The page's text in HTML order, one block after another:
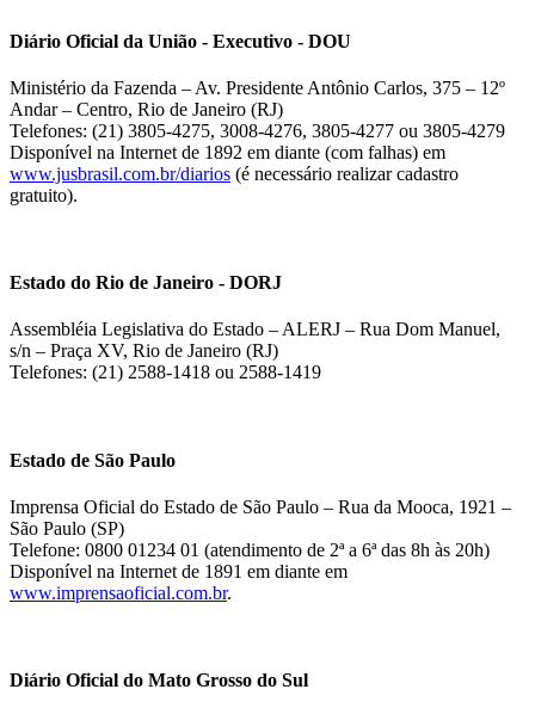
Diário Oficial da União - Executivo - DOU
Ministério da Fazenda – Av. Presidente Antônio Carlos, 375 – 12º
Andar – Centro, Rio de Janeiro (RJ)
Telefones: (21) 3805-4275, 3008-4276, 3805-4277 ou 3805-4279
Disponível na Internet de 1892 em diante (com falhas) em
www.jusbrasil.com.br/diarios (é necessário realizar cadastro
gratuito).
Estado do Rio de Janeiro - DORJ
Assembléia Legislativa do Estado – ALERJ – Rua Dom Manuel,
s/n – Praça XV, Rio de Janeiro (RJ)
Telefones: (21) 2588-1418 ou 2588-1419
Estado de São Paulo
Imprensa Oficial do Estado de São Paulo – Rua da Mooca, 1921 –
São Paulo (SP)
Telefone: 0800 01234 01 (atendimento de 2ª a 6ª das 8h às 20h)
Disponível na Internet de 1891 em diante em
www.imprensaoficial.com.br.
Diário Oficial do Mato Grosso do Sul